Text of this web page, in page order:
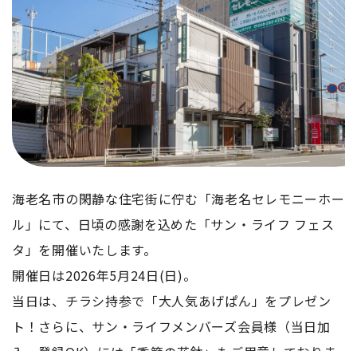
海老名市の閑静な住宅街に佇む「海老名セレモニーホー
ル」にて、日頃の感謝を込めた「サン・ライフ フェス
タ」を開催いたします。
開催日は2026年5月24日(日)。
当日は、チラシ持参で「大人気あげぱん」をプレゼン
ト！さらに、サン・ライフメンバーズ会員様（当日加